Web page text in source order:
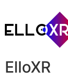
ElloXR